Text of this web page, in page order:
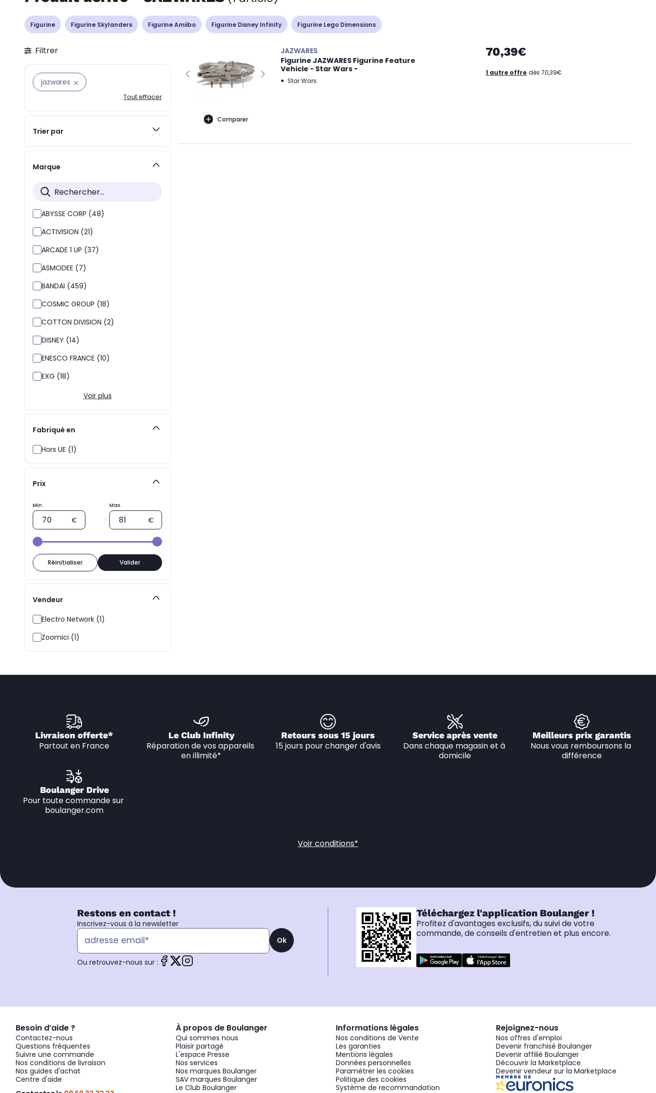
Figurine Figurine Skylanders Figurine Amiibo Figurine Disney Infinity Figurine Lego Dimensions
Filtrer
jazwares
Tout effacer
Trier par
Marque
ABYSSE CORP (48)
ACTIVISION (21)
ARCADE 1 UP (37)
ASMODEE (7)
BANDAI (459)
COSMIC GROUP (18)
COTTON DIVISION (2)
DISNEY (14)
ENESCO FRANCE (10)
EXG (18)
Voir plus
Fabriqué en
Hors UE (1)
Prix
Réinitialiser Valider
Vendeur
Electro Network (1)
Zoomici (1)
Comparer
JAZWARES
Figurine JAZWARES Figurine Feature
Vehicle - Star Wars -
Star Wars
70,39€
1 autre offre dès 70,39€
Livraison offerte*
Partout en France
Le Club Infinity
Réparation de vos appareils
en illimité*
Retours sous 15 jours
15 jours pour changer d'avis
Service après vente
Dans chaque magasin et à
domicile
Meilleurs prix garantis
Nous vous remboursons la
différence
Boulanger Drive
Pour toute commande sur
boulanger.com
Voir conditions*
Restons en contact !
Inscrivez-vous à la newsletter
Ok
Ou retrouvez-nous sur :
Téléchargez l'application Boulanger !
Profitez d'avantages exclusifs, du suivi de votre
commande, de conseils d'entretien et plus encore.
Besoin d’aide ?
Contactez-nous
Questions fréquentes
Suivre une commande
Nos conditions de livraison
Nos guides d'achat
Centre d'aide
À propos de Boulanger
Qui sommes nous
Plaisir partagé
L'espace Presse
Nos services
Nos marques Boulanger
SAV marques Boulanger
Le Club Boulanger
Informations légales
Nos conditions de Vente
Les garanties
Mentions légales
Données personnelles
Paramétrer les cookies
Politique des cookies
Système de recommandation
Rejoignez-nous
Nos offres d'emploi
Devenir franchisé Boulanger
Devenir affilié Boulanger
Découvrir la Marketplace
Devenir vendeur sur la Marketplace